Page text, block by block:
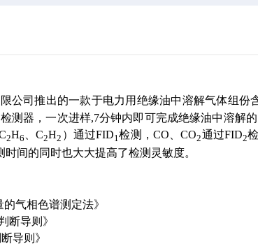
公司推出的一款于电力用绝缘油中溶解气体组份
测器，一次进样,7分钟内即可完成绝缘油中溶解
2H6 、C2H2 ）通过FID1检测，CO、CO2通过FID2
时间的同时也大大提高了检测灵敏度。
气相色谱测定法》
断导则》
导则》